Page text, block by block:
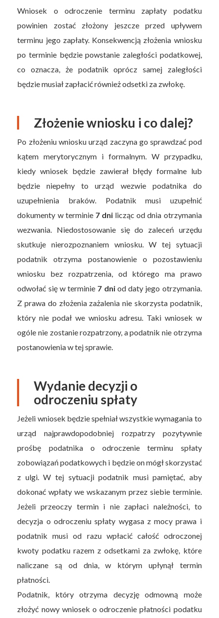
Wniosek o odroczenie terminu zapłaty podatku
powinien zostać złożony jeszcze przed upływem
terminu jego zapłaty. Konsekwencją złożenia wniosku
po terminie będzie powstanie zaległości podatkowej,
co oznacza, że podatnik oprócz samej zaległości
będzie musiał zapłacić również odsetki za zwłokę.
Złożenie wniosku i co dalej?
Po złożeniu wniosku urząd zaczyna go sprawdzać pod
kątem merytorycznym i formalnym. W przypadku,
kiedy wniosek będzie zawierał błędy formalne lub
będzie niepełny to urząd wezwie podatnika do
uzupełnienia braków. Podatnik musi uzupełnić
dokumenty w terminie 7 dni licząc od dnia otrzymania
wezwania. Niedostosowanie się do zaleceń urzędu
skutkuje nierozpoznaniem wniosku. W tej sytuacji
podatnik otrzyma postanowienie o pozostawieniu
wniosku bez rozpatrzenia, od którego ma prawo
odwołać się w terminie 7 dniod daty jego otrzymania.
Z prawa do złożenia zażalenia nie skorzysta podatnik,
który nie podał we wniosku adresu. Taki wniosek w
ogóle nie zostanie rozpatrzony, a podatnik nie otrzyma
postanowienia w tej sprawie.
Wydanie decyzji o
odroczeniu spłaty
Jeżeli wniosek będzie spełniał wszystkie wymagania to
urząd najprawdopodobniej rozpatrzy pozytywnie
prośbę podatnika o odroczenie terminu spłaty
zobowiązań podatkowych i będzie on mógł skorzystać
z ulgi. W tej sytuacji podatnik musi pamiętać, aby
dokonać wpłaty we wskazanym przez siebie terminie.
Jeżeli przeoczy termin i nie zapłaci należności, to
decyzja o odroczeniu spłaty wygasa z mocy prawa i
podatnik musi od razu wpłacić całość odroczonej
kwoty podatku razem z odsetkami za zwłokę, które
naliczane są od dnia, w którym upłynął termin
płatności.
Podatnik, który otrzyma decyzję odmowną może
złożyć nowy wniosek o odroczenie płatności podatku